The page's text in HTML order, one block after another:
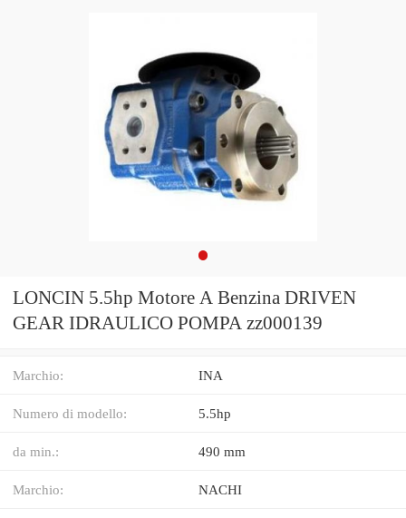
LONCIN 5.5hp Motore A Benzina DRIVEN
GEAR IDRAULICO POMPA zz000139
Marchio: INA
Numero di modello: 5.5hp
da min.: 490 mm
Marchio: NACHI